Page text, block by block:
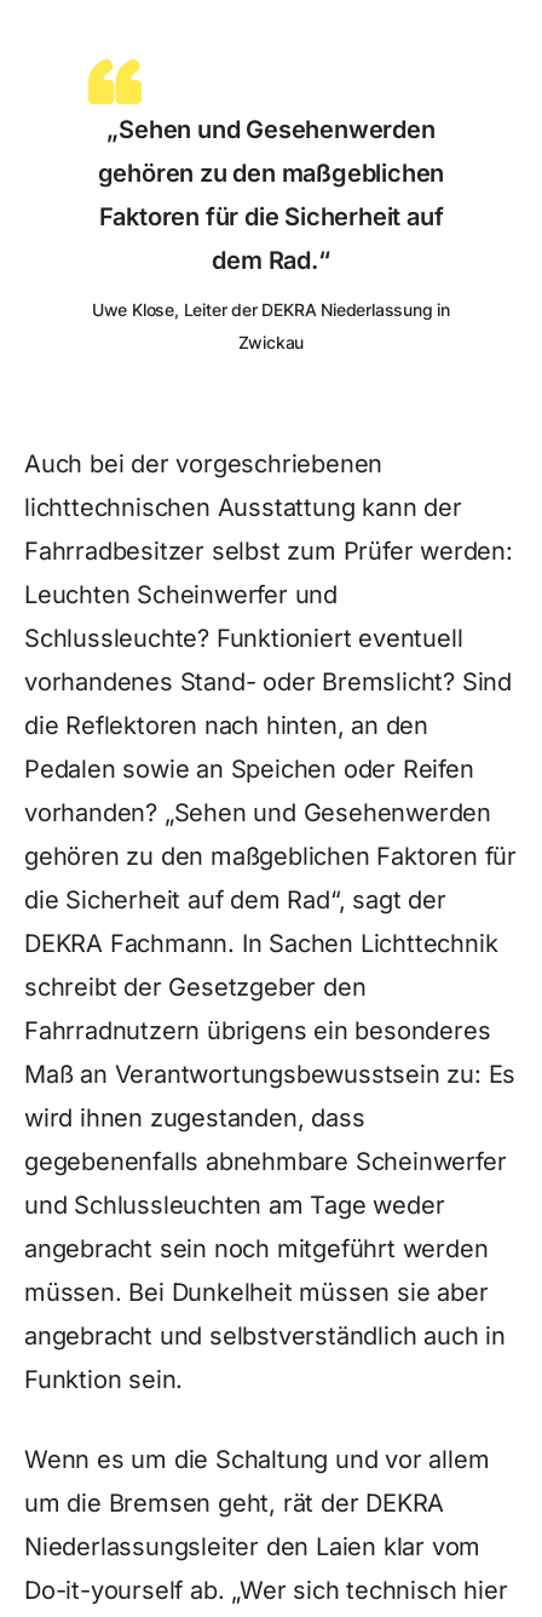
„Sehen und Gesehenwerden
gehören zu den maßgeblichen
Faktoren für die Sicherheit auf
dem Rad.“
Uwe Klose, Leiter der DEKRA Niederlassung in
Zwickau
Auch bei der vorgeschriebenen
lichttechnischen Ausstattung kann der
Fahrradbesitzer selbst zum Prüfer werden:
Leuchten Scheinwerfer und
Schlussleuchte? Funktioniert eventuell
vorhandenes Stand- oder Bremslicht? Sind
die Reflektoren nach hinten, an den
Pedalen sowie an Speichen oder Reifen
vorhanden? „Sehen und Gesehenwerden
gehören zu den maßgeblichen Faktoren für
die Sicherheit auf dem Rad“, sagt der
DEKRA Fachmann. In Sachen Lichttechnik
schreibt der Gesetzgeber den
Fahrradnutzern übrigens ein besonderes
Maß an Verantwortungsbewusstsein zu: Es
wird ihnen zugestanden, dass
gegebenenfalls abnehmbare Scheinwerfer
und Schlussleuchten am Tage weder
angebracht sein noch mitgeführt werden
müssen. Bei Dunkelheit müssen sie aber
angebracht und selbstverständlich auch in
Funktion sein.
Wenn es um die Schaltung und vor allem
um die Bremsen geht, rät der DEKRA
Niederlassungsleiter den Laien klar vom
Do-it-yourself ab. „Wer sich technisch hier